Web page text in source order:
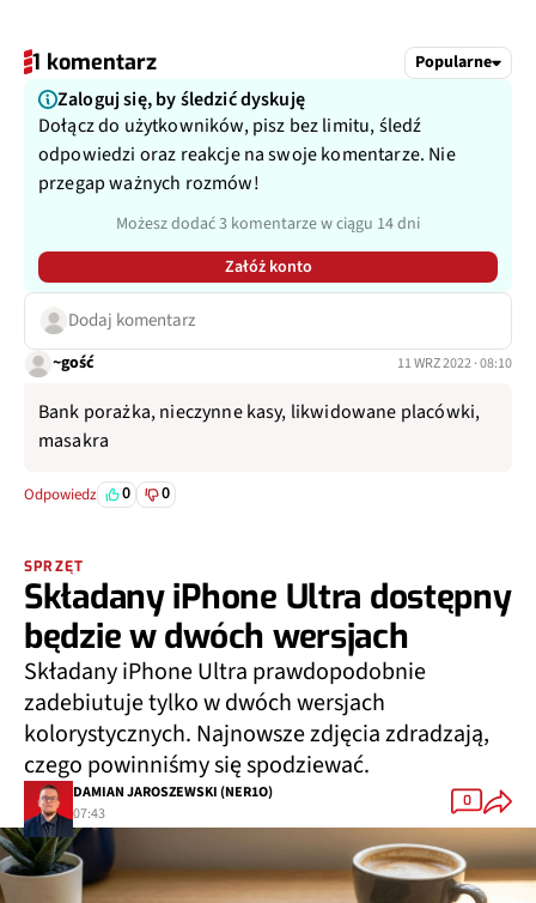
1 komentarz Popularne
Zaloguj się, by śledzić dyskuję
Dołącz do użytkowników, pisz bez limitu, śledź
odpowiedzi oraz reakcje na swoje komentarze. Nie
przegap ważnych rozmów!
Możesz dodać 3 komentarze w ciągu 14 dni
Załóż konto
Dodaj komentarz
~gość 11 WRZ 2022 · 08:10
Bank porażka, nieczynne kasy, likwidowane placówki,
masakra
Odpowiedz 0 0
SPRZĘT
Składany iPhone Ultra dostępny
będzie w dwóch wersjach
Składany iPhone Ultra prawdopodobnie
zadebiutuje tylko w dwóch wersjach
kolorystycznych. Najnowsze zdjęcia zdradzają,
czego powinniśmy się spodziewać.
DAMIAN JAROSZEWSKI (NER1O)
07:43
0